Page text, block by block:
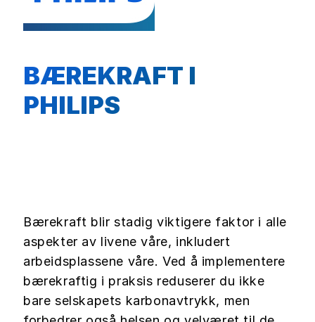
BÆREKRAFT I
PHILIPS
Bærekraft blir stadig viktigere faktor i alle
aspekter av livene våre, inkludert
arbeidsplassene våre. Ved å implementere
bærekraftig i praksis reduserer du ikke
bare selskapets karbonavtrykk, men